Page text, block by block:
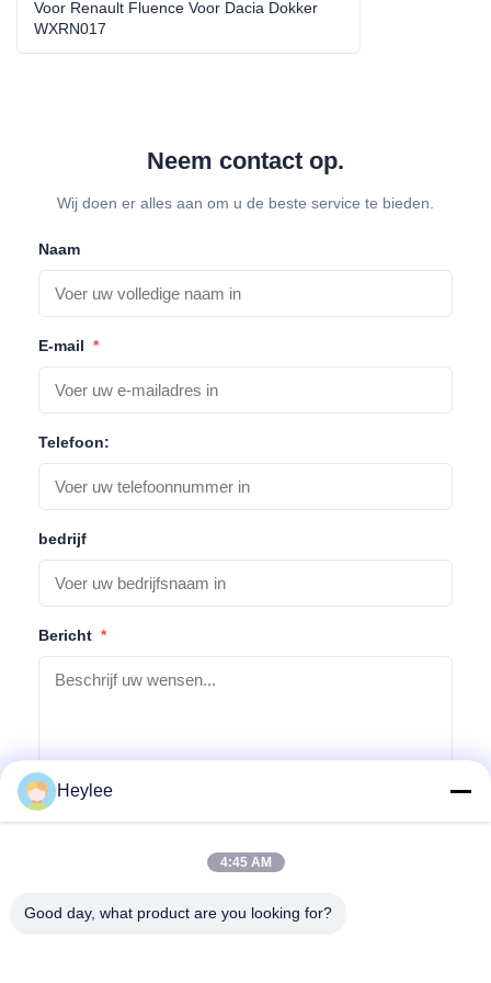
Dacia Dokker airconditioner compressor
Voor Renault Fluence Voor Dacia Dokker
WXRN017
Neem contact op.
Wij doen er alles aan om u de beste service te bieden.
Naam
E-mail *
Telefoon:
bedrijf
Bericht *
Heylee
4:45 AM
Good day, what product are you looking for?